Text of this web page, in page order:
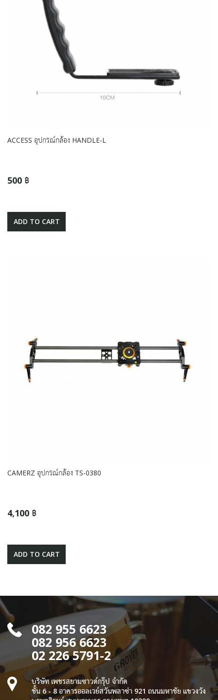
ACCESS อุปกรณ์กล้อง HANDLE-L
500 ฿
ADD TO CART
CAMERZ อุปกรณ์กล้อง TS-0380
4,100 ฿
ADD TO CART
082 955 6623
082 956 6623
02 226 5791-2
บริษัท เพชรสยามซาวด์กรุ๊ป จำกัด
ชั้น 6 - 8 อาคารออลเวย์สวันพลาซ่า 921 ถนนมหาชัย แขวงวัง